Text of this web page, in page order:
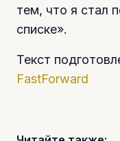
тем, что я стал
списке».
Текст
FastForward